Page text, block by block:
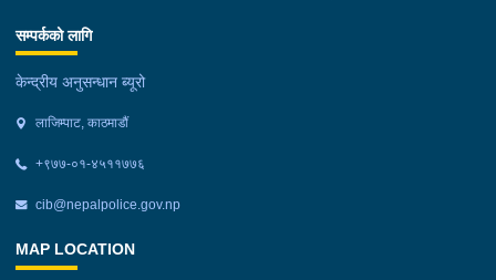
सम्पर्कको लागि
केन्द्रीय अनुसन्धान ब्यूरो
लाजिम्पाट, काठमाडौं
+९७७-०१-४५११७७६
cib@nepalpolice.gov.np
MAP LOCATION